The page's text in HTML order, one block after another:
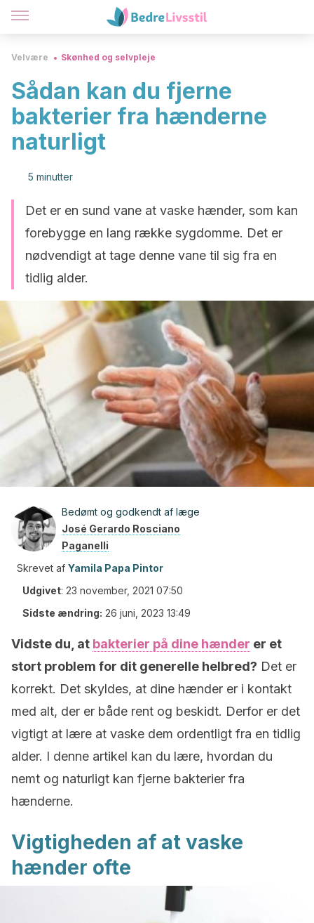
Velvære Skønhed og selvpleje
Sådan kan du fjerne
bakterier fra hænderne
naturligt
5 minutter
Det er en sund vane at vaske hænder, som kan
forebygge en lang række sygdomme. Det er
nødvendigt at tage denne vane til sig fra en
tidlig alder.
Bedømt og godkendt af læge
José Gerardo Rosciano
Paganelli
Skrevet af Yamila Papa Pintor
Udgivet: 23 november, 2021 07:50
Sidste ændring: 26 juni, 2023 13:49
Vidste du, at bakterier på dine hænder er et
stort problem for dit generelle helbred? Det er
korrekt. Det skyldes, at dine hænder er i kontakt
med alt, der er både rent og beskidt. Derfor er det
vigtigt at lære at vaske dem ordentligt fra en tidlig
alder. I denne artikel kan du lære, hvordan du
nemt og naturligt kan fjerne bakterier fra
hænderne.
Vigtigheden af at vaske
hænder ofte